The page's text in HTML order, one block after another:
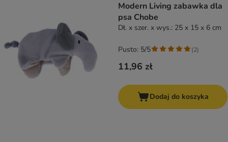
Modern Living zabawka dla
psa Chobe
Dł. x szer. x wys.: 25 x 15 x 6 cm
11,96 zł
Pusto: 5/5 (2)
Dodaj do koszyka